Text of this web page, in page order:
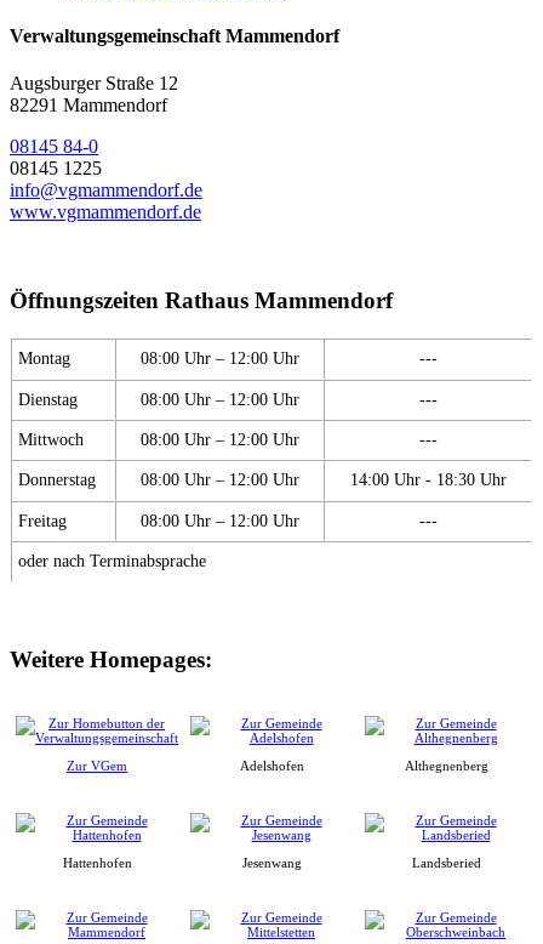
Verwaltungsgemeinschaft Mammendorf
Augsburger Straße 12
82291 Mammendorf
08145 84-0
08145 1225
info@vgmammendorf.de
www.vgmammendorf.de
Öffnungszeiten Rathaus Mammendorf
Montag 08:00 Uhr – 12:00 Uhr ---
Dienstag 08:00 Uhr – 12:00 Uhr ---
Mittwoch 08:00 Uhr – 12:00 Uhr ---
Donnerstag 08:00 Uhr – 12:00 Uhr 14:00 Uhr - 18:30 Uhr
Freitag 08:00 Uhr – 12:00 Uhr ---
oder nach Terminabsprache
Weitere Homepages:
Zur VGem Adelshofen Althegnenberg
Hattenhofen Jesenwang Landsberied